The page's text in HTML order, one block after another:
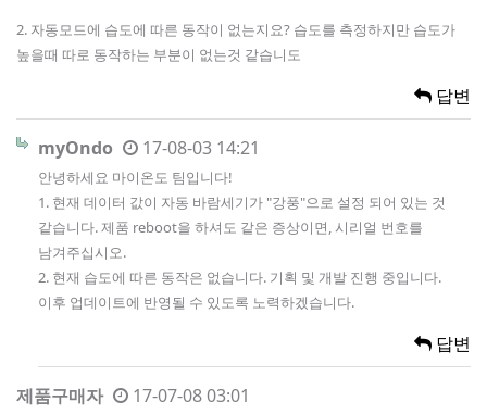
2. 자동모드에 습도에 따른 동작이 없는지요? 습도를 측정하지만 습도가
높을때 따로 동작하는 부분이 없는것 같습니도
답변
myOndo 17-08-03 14:21
안녕하세요 마이온도 팀입니다!
1. 현재 데이터 값이 자동 바람세기가 "강풍"으로 설정 되어 있는 것
같습니다. 제품 reboot을 하셔도 같은 증상이면, 시리얼 번호를
남겨주십시오.
2. 현재 습도에 따른 동작은 없습니다. 기획 및 개발 진행 중입니다.
이후 업데이트에 반영될 수 있도록 노력하겠습니다.
답변
제품구매자 17-07-08 03:01